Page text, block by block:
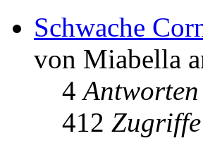
Schwache
von Miabella
4Antworten
412 Zugriffe